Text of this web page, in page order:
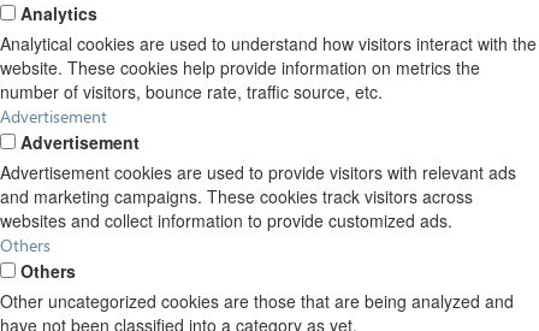
Analytics
Analytical cookies are used to understand how visitors interact with the
website. These cookies help provide information on metrics the
number of visitors, bounce rate, traffic source, etc.
Advertisement
Advertisement
Advertisement cookies are used to provide visitors with relevant ads
and marketing campaigns. These cookies track visitors across
websites and collect information to provide customized ads.
Others
Others
Other uncategorized cookies are those that are being analyzed and
have not been classified into a category as yet.